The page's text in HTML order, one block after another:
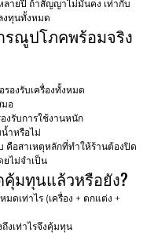
ายปี ถ้าสัญญาไม่มั่นคง เท่ากับ
งทุนทั้งหมด
รณูปโภคพร้อมจริง
รองรับเครื่องทั้งหมด
มอ
งรับการใช้งานหนัก
ำหรือไม่
คือสาเหตุหลักที่ทำให้ร้านต้องปิด
ยไม่จำเป็น
มทุนแล้วหรือยัง?
มดเท่าไร (เครื่อง + ตกแต่ง +
งเท่าไรจึงคุ้มทุน